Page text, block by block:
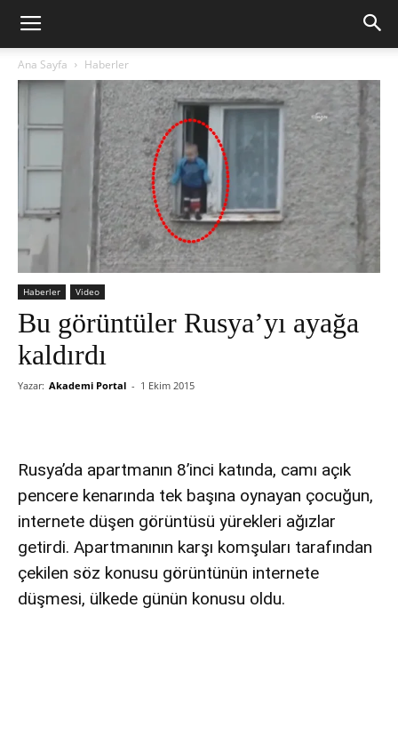
Ana Sayfa Haberler
Haberler Video
Bu görüntüler Rusya’yı ayağa
kaldırdı
Yazar: Akademi Portal - 1 Ekim 2015
Rusya’da apartmanın 8’inci katında, camı açık
pencere kenarında tek başına oynayan çocuğun,
internete düşen görüntüsü yürekleri ağızlar
getirdi. Apartmanının karşı komşuları tarafından
çekilen söz konusu görüntünün internete
düşmesi, ülkede günün konusu oldu.